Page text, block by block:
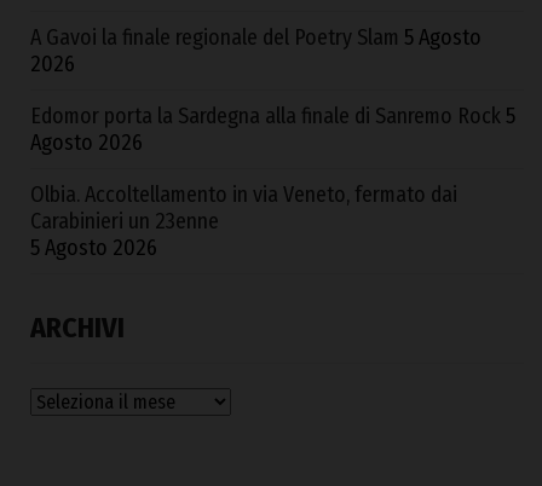
A Gavoi la finale regionale del Poetry Slam 5 Agosto
2026
Edomor porta la Sardegna alla finale di Sanremo Rock 5
Agosto 2026
Olbia. Accoltellamento in via Veneto, fermato dai
Carabinieri un 23enne
5 Agosto 2026
ARCHIVI
Archivi